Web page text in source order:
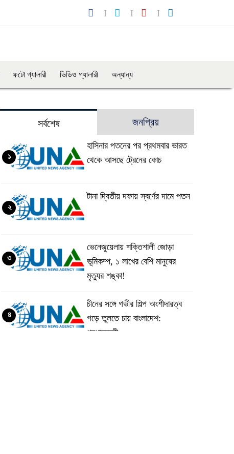
ফটো গ্যালারী ভিডিও গ্যালারী অন্যান্য
সর্বশেষ জনপ্রিয়
হাসিনার পতনের পর প্রথমবার ভারত
থেকে আসছে ট্রেনের কোচ
১
টানা দ্বিতীয় দফায় স্বর্ণের দামে পতন
২
ভেনেজুয়েলায় শক্তিশালী জোড়া
ভূমিকম্প, ১ লাখের বেশি মানুষের
মৃত্যুর শঙ্কা!
৩
চীনের সঙ্গে গভীর শিল্প অংশীদারত্ব
গড়ে তুলতে চায় বাংলাদেশ:
প্রধানমন্ত্রী
৪